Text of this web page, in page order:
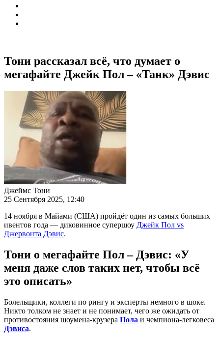
Тони рассказал всё, что думает о
мегафайте Джейк Пол – «Танк» Дэвис
Джеймс Тони
25 Сентября 2025, 12:40
14 ноября в Майами (США) пройдёт один из самых больших
ивентов года — диковинное супершоу Джейк Пол vs
Джервонта Дэвис.
Тони о мегафайте Пол – Дэвис: «У
меня даже слов таких нет, чтобы всё
это описать»
Болельщики, коллеги по рингу и эксперты немного в шоке.
Никто толком не знает и не понимает, чего же ожидать от
противостояния шоумена-крузера Пола и чемпиона-легковеса
Дэвиса.